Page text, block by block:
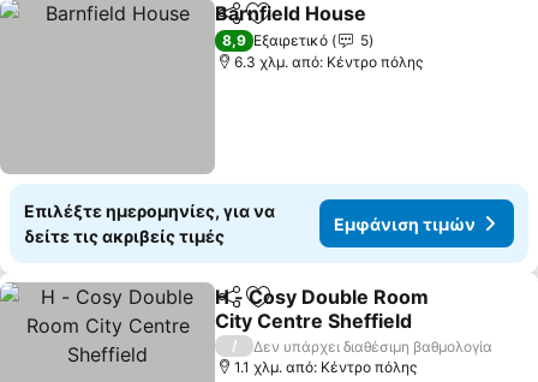
Κοινοποίηση
Προσθήκη στα αγαπημένα
Barnfield House
8,9 Εξαιρετικό
5
6.3 χλμ. από: Κέντρο πόλης
Επιλέξτε ημερομηνίες, για να
δείτε τις ακριβείς τιμές
Εμφάνιση τιμών
Κοινοποίηση
Προσθήκη στα αγαπημένα
H - Cosy Double Room
City Centre Sheffield
Εμφάνιση τιμών
/
Δεν υπάρχει διαθέσιμη βαθμολογία
1.1 χλμ. από: Κέντρο πόλης